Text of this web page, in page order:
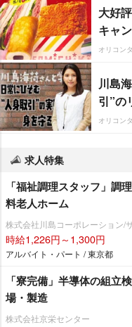
大好
キャ
オリコン
川島
引”の
オリコン
求人特集
「福祉調理スタッフ」調
料老人ホーム
株式会社川島コーポレーション/
時給1,226円～1,300円
アルバイト・パート / 東京都
「寮完備」半導体の組立
場・製造
株式会社京栄センター